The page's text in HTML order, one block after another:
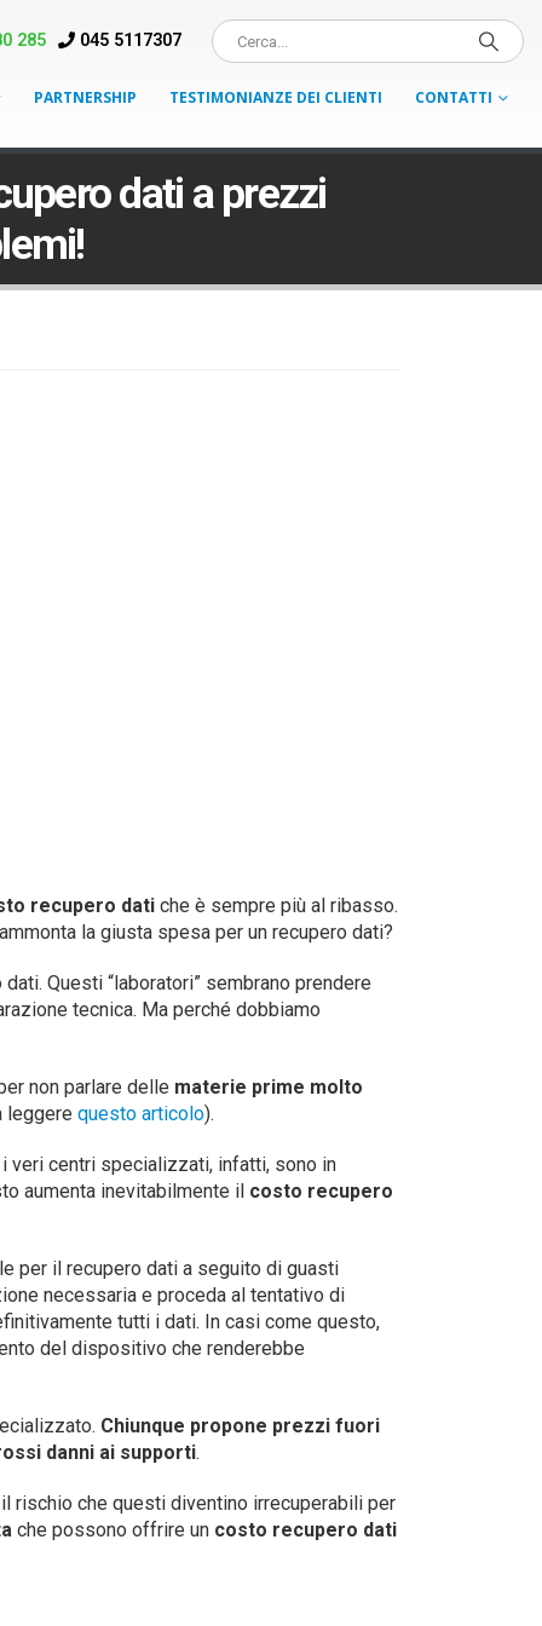
285 045 5117307
PARTNERSHIP TESTIMONIANZE DEI CLIENTI CONTATTI
dati a prezzi
recupero dati che è sempre più al ribasso.
la giusta spesa per un recupero dati?
Questi “laboratori” sembrano prendere
tecnica. Ma perché dobbiamo
non parlare delle materie prime molto
leggere questo articolo).
veri centri specializzati, infatti, sono in
aumenta inevitabilmente il costo recupero
per il recupero dati a seguito di guasti
necessaria e proceda al tentativo di
tutti i dati. In casi come questo,
del dispositivo che renderebbe
Chiunque propone prezzi fuori
danni ai supporti.
rischio che questi diventino irrecuperabili per
che possono offrire un costo recupero dati